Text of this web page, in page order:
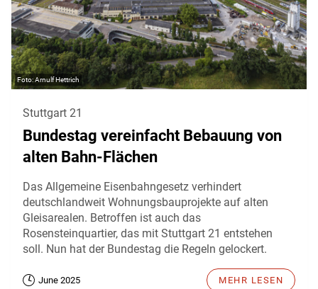
Arnulf Hettrich
Stuttgart 21
Bundestag vereinfacht Bebauung von
alten Bahn-Flächen
Das Allgemeine Eisenbahngesetz verhindert
deutschlandweit Wohnungsbauprojekte auf alten
Gleisarealen. Betroffen ist auch das
Rosensteinquartier, das mit Stuttgart 21 entstehen
soll. Nun hat der Bundestag die Regeln gelockert.
June 2025 MEHR LESEN